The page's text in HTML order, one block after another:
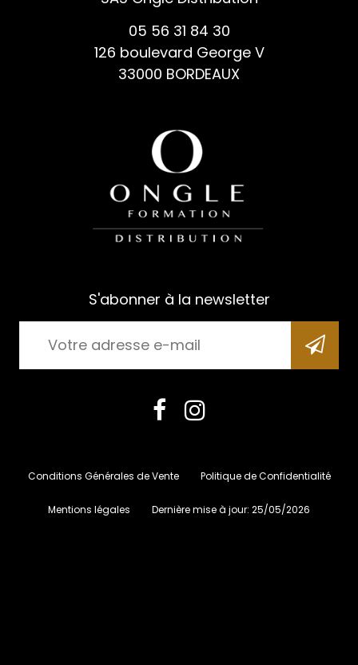
05 56 31 84 30
126 boulevard George V
33000 BORDEAUX
S'abonner à la newsletter
Conditions Générales de Vente Politique de Confidentialité
Mentions légales Dernière mise à jour: 25/05/2026